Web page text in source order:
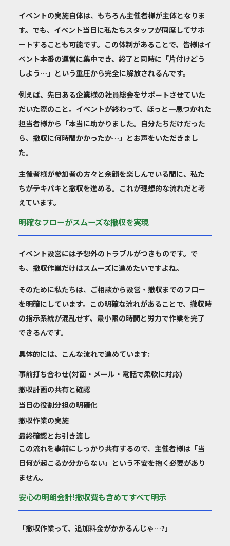
イベントの実施自体は、もちろん主催者様が主体となりま
す。でも、イベント当日に私たちスタッフが同席してサポ
ートすることも可能です。この体制があることで、皆様はイ
ベント本番の運営に集中でき、終了と同時に「片付けどう
しよう…」という重圧から完全に解放されるんです。
例えば、先日ある企業様の社員総会をサポートさせていた
だいた際のこと。イベントが終わって、ほっと一息つかれた
担当者様から「本当に助かりました。自分たちだけだった
ら、撤収に何時間かかったか…」とお声をいただきまし
た。
主催者様が参加者の方々と余韻を楽しんでいる間に、私た
ちがテキパキと撤収を進める。これが理想的な流れだと考
えています。
明確なフローがスムーズな撤収を実現
イベント設営には予想外のトラブルがつきものです。で
も、撤収作業だけはスムーズに進めたいですよね。
そのために私たちは、 ご相談から設営・撤収までのフロー
を明確に しています。この明確な流れがあることで、撤収時
の指示系統が混乱せず、最小限の時間と労力で作業を完了
できるんです。
具体的には、こんな流れで進めています:
事前打ち合わせ(対面・メール・電話で柔軟に対応)
撤収計画の共有と確認
当日の役割分担の明確化
撤収作業の実施
最終確認とお引き渡し
この流れを事前にしっかり共有するので、主催者様は「当
日何が起こるか分からない」という不安を抱く必要があり
ません。
安心の明朗会計!撤収費も含めてすべて明示
「撤収作業って、追加料金がかかるんじゃ…?」